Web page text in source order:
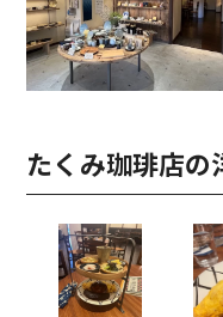
たくみ珈琲店の